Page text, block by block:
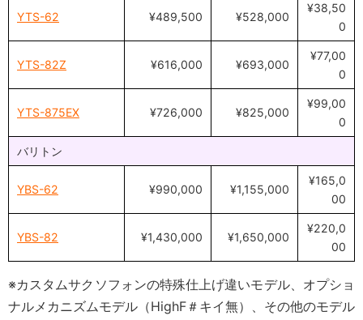
YTS-62 ¥489,500 ¥528,000
¥38,50
0
YTS-82Z ¥616,000 ¥693,000
¥77,00
0
YTS-875EX ¥726,000 ¥825,000
¥99,00
0
バリトン
YBS-62 ¥990,000 ¥1,155,000
¥165,0
00
YBS-82 ¥1,430,000 ¥1,650,000
¥220,0
00
※カスタムサクソフォンの特殊仕上げ違いモデル、オプショ
ナルメカニズムモデル（HighF＃キイ無）、その他のモデル